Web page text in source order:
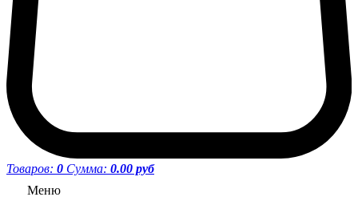
Товаров: 0 Сумма: 0.00 руб
Меню